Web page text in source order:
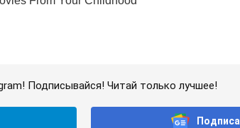
Подписывайся! Читай только лучшее!